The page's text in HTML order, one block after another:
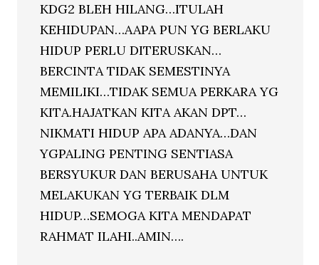
KDG2 BLEH HILANG…ITULAH
KEHIDUPAN…AAPA PUN YG BERLAKU
HIDUP PERLU DITERUSKAN…
BERCINTA TIDAK SEMESTINYA
MEMILIKI…TIDAK SEMUA PERKARA YG
KITA.HAJATKAN KITA AKAN DPT…
NIKMATI HIDUP APA ADANYA…DAN
YGPALING PENTING SENTIASA
BERSYUKUR DAN BERUSAHA UNTUK
MELAKUKAN YG TERBAIK DLM
HIDUP…SEMOGA KITA MENDAPAT
RAHMAT ILAHI..AMIN….